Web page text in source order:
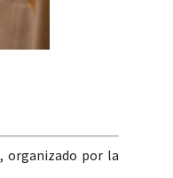
, organizado por la